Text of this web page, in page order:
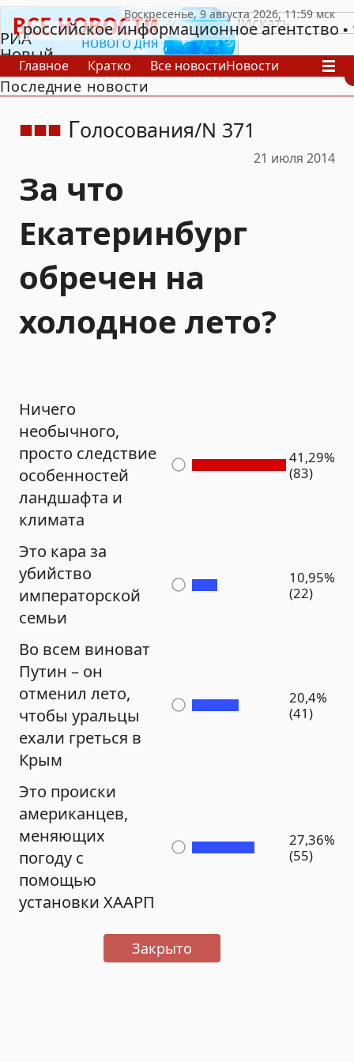
РИА
Новый
День
российское информационное агентство
Главное Кратко Все новостиНовости
В России
В мире
Последние новости
Голосования N 371
21 июля 2014
За что
Екатеринбург
обречен на
холодное лето?
Ничего
необычного,
просто следствие
особенностей
ландшафта и
климата
41,29%
(83)
Это кара за
убийство
императорской
семьи
10,95%
(22)
Во всем виноват
Путин – он
отменил лето,
чтобы уральцы
ехали греться в
Крым
20,4%
(41)
Это происки
американцев,
меняющих
погоду с
помощью
установки ХААРП
27,36%
(55)
Закрыто